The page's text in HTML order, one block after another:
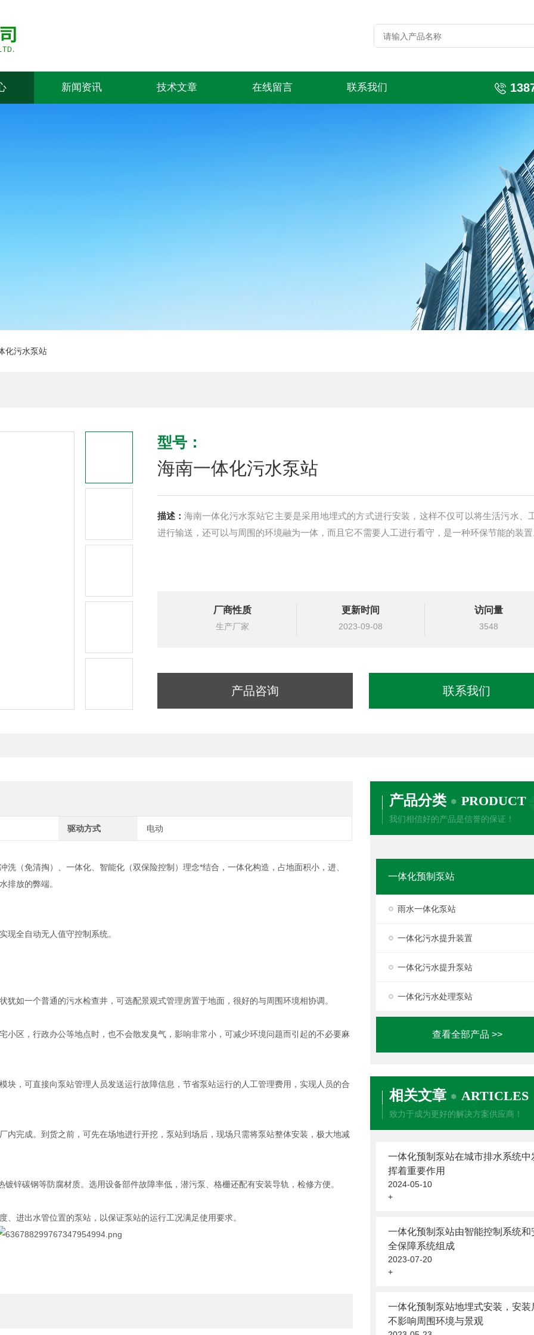
新闻资讯 技术文章 在线留言 联系我们
污水泵站
型号：
海南一体化污水泵站
描述： 海南一体化污水泵站它主要是采用地埋式的方式进行安装，这样不仅可以将生活污水、
进行输送，还可以与周围的环境融为一体，而且它不需要人工进行看守，是一种环保节能的装
厂商性质
生产厂家
更新时间
2023-09-08
访问量
3548
产品咨询 联系我们
产品分类 PRODUCT
我们相信好的产品是信誉的保证！
一体化预制泵站
雨水一体化泵站
一体化污水提升装置
一体化污水提升泵站
一体化污水处理泵站
查看全部产品 >>
相关文章 ARTICLES
致力于成为更好的解决方案供应商！
一体化预制泵站在城市排水系统中
挥着重要作用
2024-05-10
+
一体化预制泵站由智能控制系统和
全保障系统组成
2023-07-20
+
一体化预制泵站地埋式安装，安装
不影响周围环境与景观
驱动方式 电动
洗（免清掏）、一体化、智能化（双保险控制）理念*结合，一体化构造，占地面积小，进、
排放的弊端。
现全自动无人值守控制系统。
如一个普通的污水检查井，可选配景观式管理房置于地面，很好的与周围环境相协调。
小区，行政办公等地点时，也不会散发臭气，影响非常小，可减少环境问题而引起的不必要麻
块，可直接向泵站管理人员发送运行故障信息，节省泵站运行的人工管理费用，实现人员的合
内完成。到货之前，可先在场地进行开挖，泵站到场后，现场只需将泵站整体安装，极大地减
锌碳钢等防腐材质。选用设备部件故障率低，潜污泵、格栅还配有安装导轨，检修方便。
进出水管位置的泵站，以保证泵站的运行工况满足使用要求。